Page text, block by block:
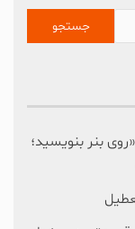
بنر بنویسید؛